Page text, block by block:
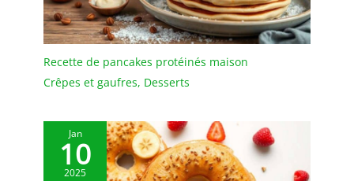
Recette de pancakes protéinés maison
Crêpes et gaufres, Desserts
Jan
10
2025